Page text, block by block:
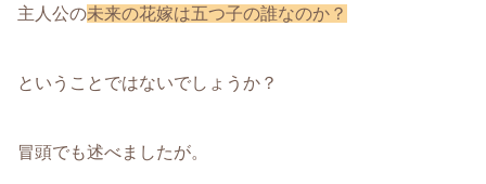
主人公の未来の花嫁は五つ子の誰なのか？
ということではないでしょうか？
冒頭でも述べましたが。